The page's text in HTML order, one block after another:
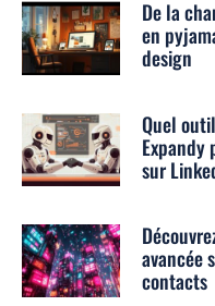
De la
en
design
Quel
sur
avancée
contacts